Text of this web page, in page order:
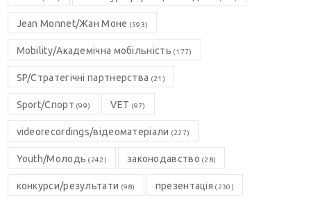
Jean Monnet/Жан Моне (593)
Mobility/Академічна мобільність (177)
SP/Стратегічні партнерства (21)
Sport/Спорт (99) VET (97)
videorecordings/відеоматеріали (227)
Youth/Молодь (242) законодавство (28)
конкурси/результати (98) презентація (230)